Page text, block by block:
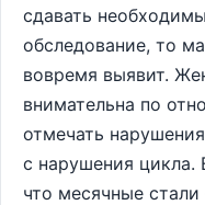
сдавать
обследование, то
вовремя выявит.
внимательна по
отмечать
с нарушения цикла.
что месячные